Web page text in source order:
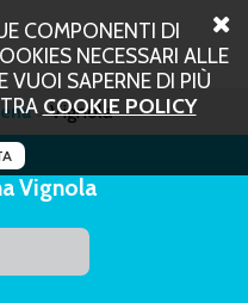
COMPONENTI DI
NECESSARI ALLE
VUOI SAPERNE DI PIÙ
COOKIE POLICY
Vignola
Vignola